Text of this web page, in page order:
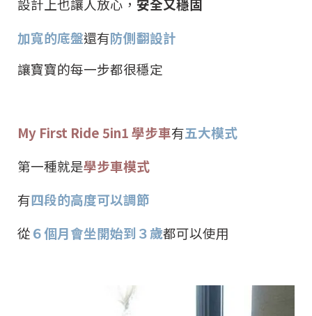
設計上也讓人放心， 安全又穩固
加寬的底盤還有防側翻設計
讓寶寶的每一步都很穩定
My First Ride 5in1學步車有五大模式
第一種就是學步車模式
有四段的高度可以調節
從６個月會坐開始到３歲都可以使用